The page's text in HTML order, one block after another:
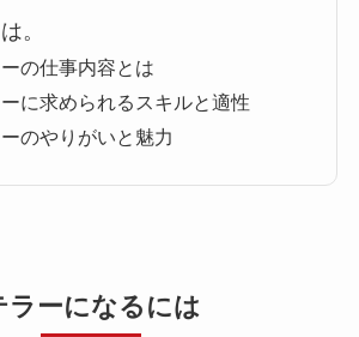
。
の仕事内容とは
に求められるスキルと適性
のやりがいと魅力
ラーになるには